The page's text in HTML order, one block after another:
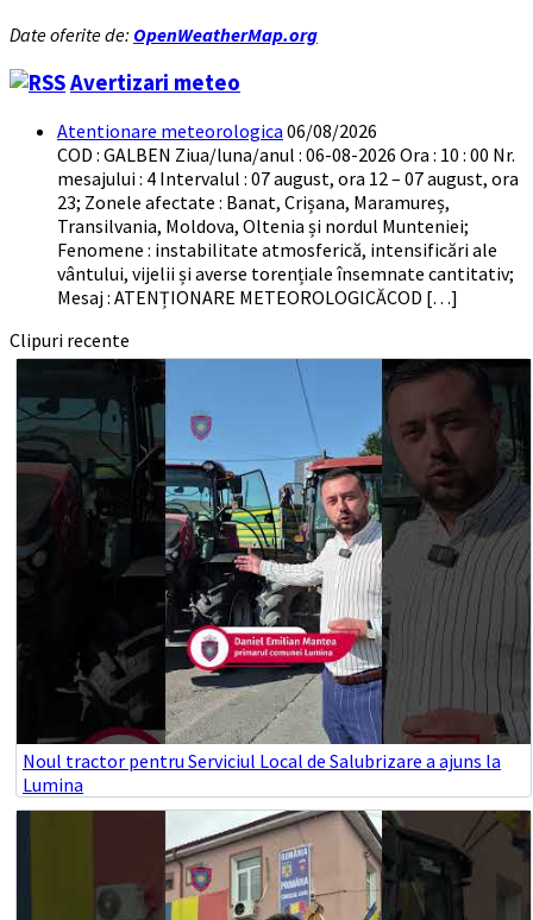
Date oferite de: OpenWeatherMap.org
Avertizari meteo
Atentionare meteorologica 06/08/2026
COD : GALBEN Ziua/luna/anul : 06-08-2026 Ora : 10 : 00 Nr.
mesajului : 4 Intervalul : 07 august, ora 12 – 07 august, ora
23; Zonele afectate : Banat, Crișana, Maramureș,
Transilvania, Moldova, Oltenia și nordul Munteniei;
Fenomene : instabilitate atmosferică, intensificări ale
vântului, vijelii și averse torențiale însemnate cantitativ;
Mesaj : ATENȚIONARE METEOROLOGICĂCOD […]
Clipuri recente
Noul tractor pentru Serviciul Local de Salubrizare a ajuns la
Lumina